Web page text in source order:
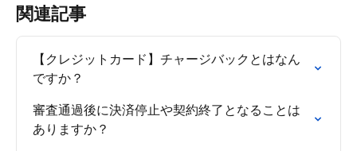
関連記事
【クレジットカード】チャージバックとはなん
ですか？
審査通過後に決済停止や契約終了となることは
ありますか？